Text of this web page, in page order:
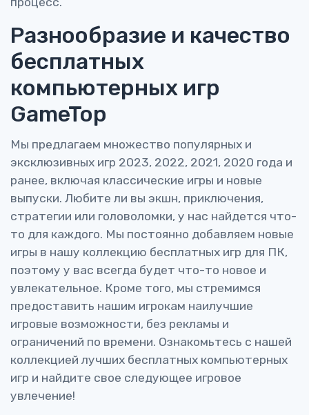
Разнообразие и качество
бесплатных
компьютерных игр
GameTop
Мы предлагаем множество популярных и
эксклюзивных игр 2023, 2022, 2021, 2020 года и
ранее, включая классические игры и новые
выпуски. Любите ли вы экшн, приключения,
стратегии или головоломки, у нас найдется что-
то для каждого. Мы постоянно добавляем новые
игры в нашу коллекцию бесплатных игр для ПК,
поэтому у вас всегда будет что-то новое и
увлекательное. Кроме того, мы стремимся
предоставить нашим игрокам наилучшие
игровые возможности, без рекламы и
ограничений по времени. Ознакомьтесь с нашей
коллекцией лучших бесплатных компьютерных
игр и найдите свое следующее игровое
увлечение!